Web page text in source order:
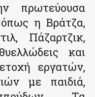
πρωτεύουσα
η Βράτζα,
Πάζαρτζικ,
και
εργατών,
με παιδιά,